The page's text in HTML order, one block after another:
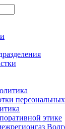
этике